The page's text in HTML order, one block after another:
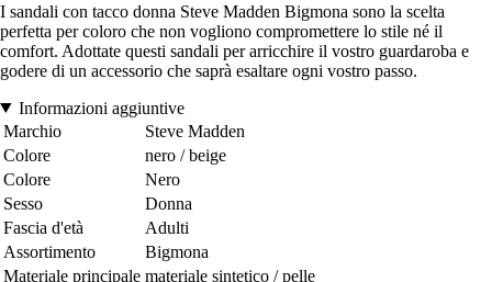
I sandali con tacco donna Steve Madden Bigmona sono la scelta
perfetta per coloro che non vogliono compromettere lo stile né il
comfort. Adottate questi sandali per arricchire il vostro guardaroba e
godere di un accessorio che saprà esaltare ogni vostro passo.
Informazioni aggiuntive
Marchio
Steve Madden
Colore
nero / beige
Colore
Nero
Sesso
Donna
Fascia d'età
Adulti
Assortimento
Bigmona
Materiale principale materiale sintetico / pelle